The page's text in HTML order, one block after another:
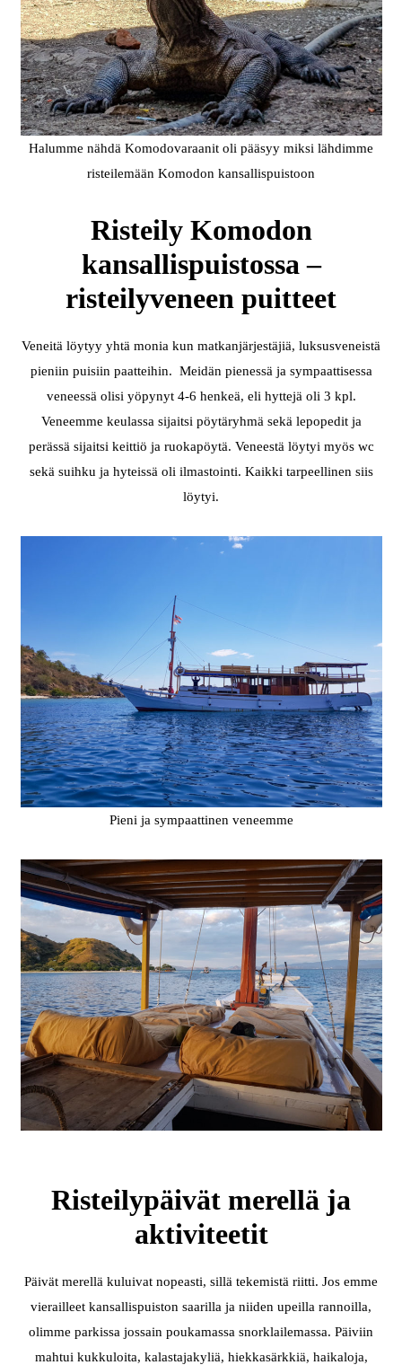
Halumme nähdä Komodovaraanit oli pääsyy miksi lähdimme
risteilemään Komodon kansallispuistoon
Risteily Komodon
kansallispuistossa –
risteilyveneen puitteet
Veneitä löytyy yhtä monia kun matkanjärjestäjiä, luksusveneistä
pieniin puisiin paatteihin. Meidän pienessä ja sympaattisessa
veneessä olisi yöpynyt 4-6 henkeä, eli hyttejä oli 3 kpl.
Veneemme keulassa sijaitsi pöytäryhmä sekä lepopedit ja
perässä sijaitsi keittiö ja ruokapöytä. Veneestä löytyi myös wc
sekä suihku ja hyteissä oli ilmastointi. Kaikki tarpeellinen siis
löytyi.
Pieni ja sympaattinen veneemme
Risteilypäivät merellä ja
aktiviteetit
Päivät merellä kuluivat nopeasti, sillä tekemistä riitti. Jos emme
vierailleet kansallispuiston saarilla ja niiden upeilla rannoilla,
olimme parkissa jossain poukamassa snorklailemassa. Päiviin
mahtui kukkuloita, kalastajakyliä, hiekkasärkkiä, haikaloja,